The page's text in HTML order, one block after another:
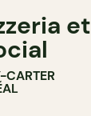
et
CARTER